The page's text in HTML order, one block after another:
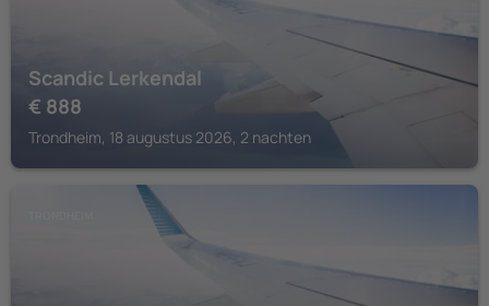
Scandic Lerkendal
€ 888
Trondheim, 18 augustus 2026, 2 nachten